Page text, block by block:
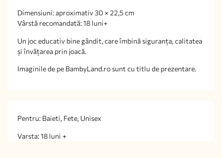
Dimensiuni: aproximativ 30 × 22,5 cm
Vârstă recomandată: 18 luni+
Un joc educativ bine gândit, care îmbină siguranța, calitatea
și învățarea prin joacă.
Imaginile de pe BambyLand.ro sunt cu titlu de prezentare.
Pentru: Baieti, Fete, Unisex
Varsta: 18 luni +